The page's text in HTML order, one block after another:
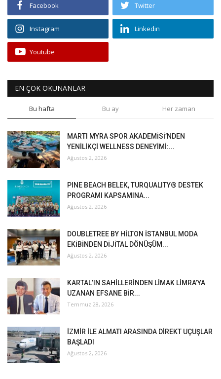
Facebook Twitter
Instagram Linkedin
Youtube
EN ÇOK OKUNANLAR
Bu hafta Bu ay Her zaman
MARTI MYRA SPOR AKADEMİSİ’NDEN
YENİLİKÇİ WELLNESS DENEYİMİ:...
Ağustos 2, 2026
PINE BEACH BELEK, TURQUALITY® DESTEK
PROGRAMI KAPSAMINA...
Ağustos 2, 2026
DOUBLETREE BY HİLTON İSTANBUL MODA
EKİBİNDEN DİJİTAL DÖNÜŞÜM...
Ağustos 2, 2026
KARTAL’IN SAHİLLERİNDEN LİMAK LİMRA’YA
UZANAN EFSANE BİR...
Temmuz 28, 2026
İZMİR İLE ALMATI ARASINDA DİREKT UÇUŞLAR
BAŞLADI
Ağustos 2, 2026